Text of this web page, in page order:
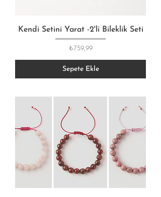
Kendi Setini Yarat -2'li Bileklik Seti
Fiyat
₺759,99
Sepete Ekle